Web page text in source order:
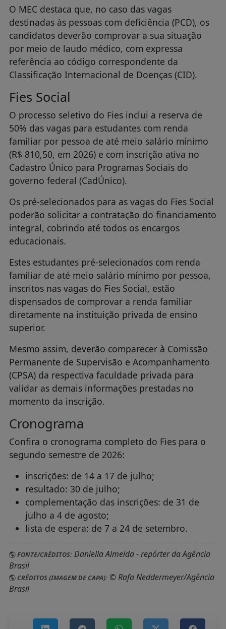
O MEC destaca que, no caso das vagas
destinadas às pessoas com deficiência (PCD), os
candidatos deverão comprovar a sua situação
por meio de laudo médico, com expressa
referência ao código correspondente da
Classificação Internacional de Doenças (CID).
Fies Social
O processo seletivo do Fies inclui a reserva de
50% das vagas para estudantes com renda
familiar por pessoa de até meio salário mínimo
(R$ 810,50, em 2026) e com inscrição ativa no
Cadastro Único para Programas Sociais do
governo federal (CadÚnico).
Os pré-selecionados para as vagas do Fies Social
poderão solicitar a contratação do financiamento
integral, cobrindo até todos os encargos
educacionais.
Estes estudantes pré-selecionados com renda
familiar de até meio salário mínimo por pessoa,
inscritos nas vagas do Fies Social, estão
dispensados de comprovar a renda familiar
diretamente na instituição privada de ensino
superior.
Mesmo assim, deverão comparecer à Comissão
Permanente de Supervisão e Acompanhamento
(CPSA) da respectiva faculdade privada para
validar as demais informações prestadas no
momento da inscrição.
Cronograma
Confira o cronograma completo do Fies para o
segundo semestre de 2026:
inscrições: de 14 a 17 de julho;
resultado: 30 de julho;
complementação das inscrições: de 31 de
julho a 4 de agosto;
lista de espera: de 7 a 24 de setembro.
FONTE/CRÉDITOS:Daniella Almeida - repórter da Agência
Brasil
CRÉDITOS (IMAGEM DE CAPA):© Rafa Neddermeyer/Agência
Brasil